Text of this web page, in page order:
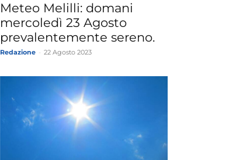
Weather
Meteo Melilli: domani
mercoledì 23 Agosto
prevalentemente sereno.
Redazione 22 Agosto 2023